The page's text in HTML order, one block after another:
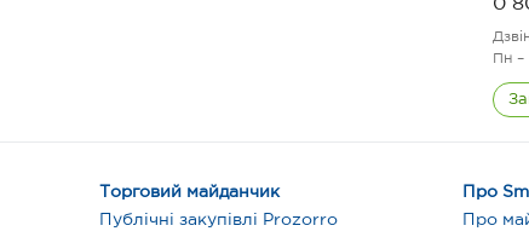
0
Пн –
Торговий майданчик
Публічні закупівлі Prozorro
Про
Про